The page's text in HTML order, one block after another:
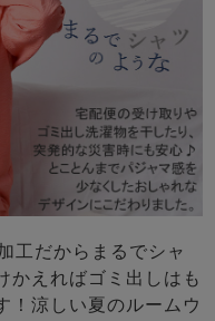
工だからまるでシャ
かえればゴミ出しはも
！涼しい夏のルームウ